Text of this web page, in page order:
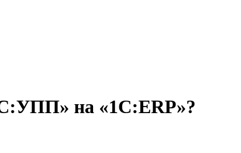
на «1С:ERP»?